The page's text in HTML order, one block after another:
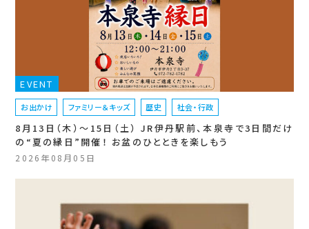
EVENT
お出かけ ファミリー＆キッズ 歴史 社会・行政
8月13日（木）〜15日（土） JR伊丹駅前、本泉寺で3日間だけ
の“夏の縁日”開催！ お盆のひとときを楽しもう
2026年08月05日